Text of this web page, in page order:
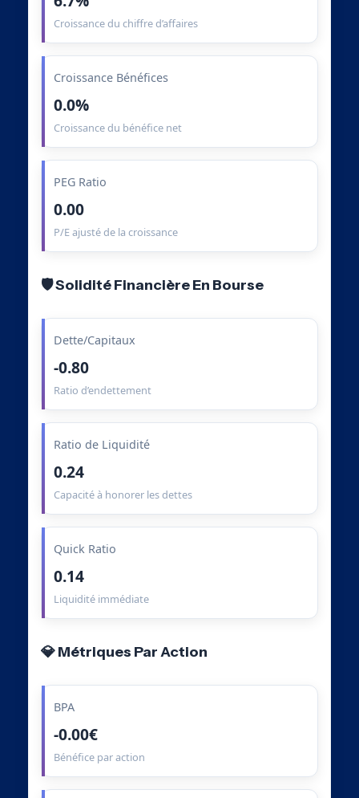
Croissance du chiffre d’affaires
Croissance Bénéfices
0.0%
Croissance du bénéfice net
PEG Ratio
0.00
P/E ajusté de la croissance
🛡️ Solidité Financière En Bourse
Dette/Capitaux
-0.80
Ratio d’endettement
Ratio de Liquidité
0.24
Capacité à honorer les dettes
Quick Ratio
0.14
Liquidité immédiate
💎 Métriques Par Action
BPA
-0.00€
Bénéfice par action